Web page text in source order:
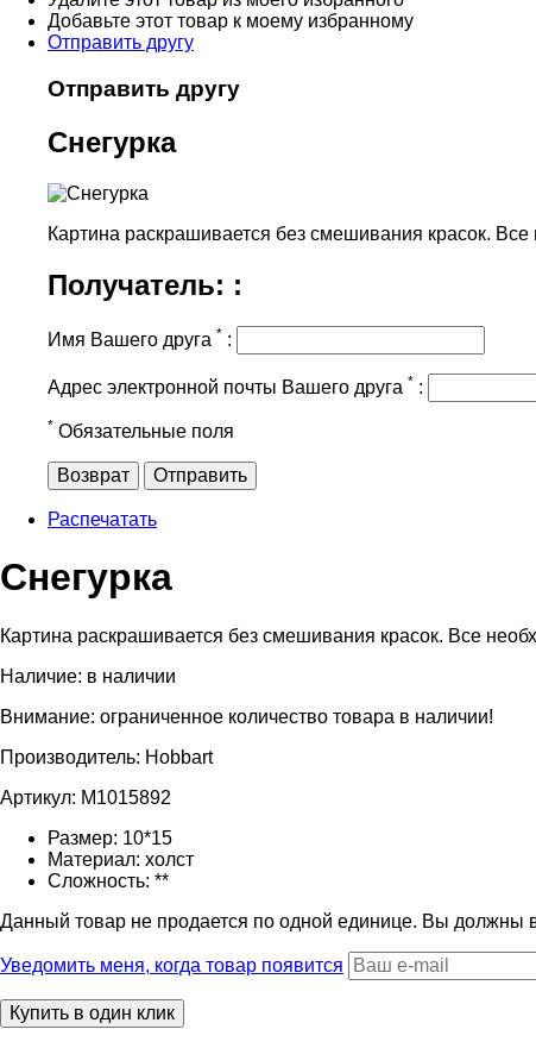
Добавьте этот товар к моему избранному
Отправить другу
Отправить другу
Снегурка
Картина раскрашивается без смешивания красок. Все
Получатель: :
Имя Вашего друга * :
Адрес электронной почты Вашего друга * :
* Обязательные поля
Возврат Отправить
Распечатать
Снегурка
Картина раскрашивается без смешивания красок. Все
Наличие: в наличии
Внимание: ограниченное количество товара в наличии!
Производитель: Hobbart
Артикул: M1015892
Размер: 10*15
Материал: холст
Сложность: **
Данный товар не продается по одной единице. Вы должны
Уведомить меня, когда товар появится